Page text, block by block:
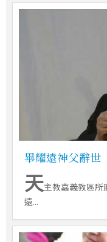
畢耀遠神父辭世
天主教嘉義教區
遠...